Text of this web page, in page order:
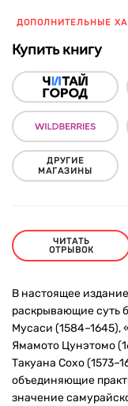
ДОПОЛНИТЕЛЬНЫЕ
Купить книгу
ДРУГИЕ
МАГАЗИНЫ
ЧИТАТЬ
ОТРЫВОК
В настоящее
раскрывающие суть
Мусаси (1584–1645),
Ямамото Цунэтомо
Такуана Сохо
объединяющие
значение